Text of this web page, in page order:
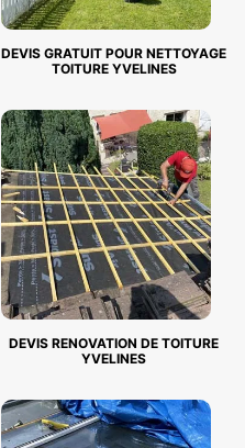
DEVIS GRATUIT POUR NETTOYAGE
TOITURE YVELINES
DEVIS RENOVATION DE TOITURE
YVELINES